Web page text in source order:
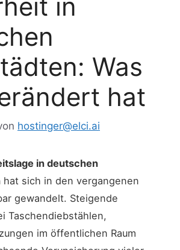
Was
hat
hostinger@elci.ai
in deutschen
hat sich in den vergangenen
gewandelt. Steigende
Taschendiebstählen,
im öffentlichen Raum